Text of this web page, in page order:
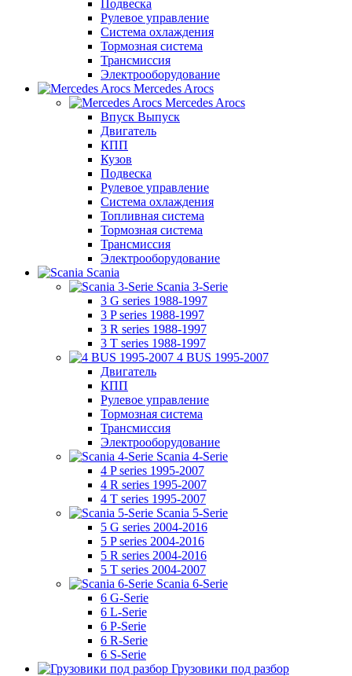
Подвеска
Рулевое управление
Система охлаждения
Тормозная система
Трансмиссия
Электрооборудование
Mercedes Arocs
Mercedes Arocs
Впуск Выпуск
Двигатель
КПП
Кузов
Подвеска
Рулевое управление
Система охлаждения
Топливная система
Тормозная система
Трансмиссия
Электрооборудование
Scania
Scania 3-Serie
3 G series 1988-1997
3 P series 1988-1997
3 R series 1988-1997
3 T series 1988-1997
4 BUS 1995-2007
Двигатель
КПП
Рулевое управление
Тормозная система
Трансмиссия
Электрооборудование
Scania 4-Serie
4 P series 1995-2007
4 R series 1995-2007
4 T series 1995-2007
Scania 5-Serie
5 G series 2004-2016
5 P series 2004-2016
5 R series 2004-2016
5 T series 2004-2007
Scania 6-Serie
6 G-Serie
6 L-Serie
6 P-Serie
6 R-Serie
6 S-Serie
Грузовики под разбор